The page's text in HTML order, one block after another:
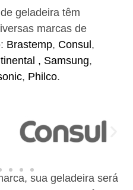
geladeira têm
marcas de
Brastemp, Consul ,
, Samsung,
, Philco.
sua geladeira será